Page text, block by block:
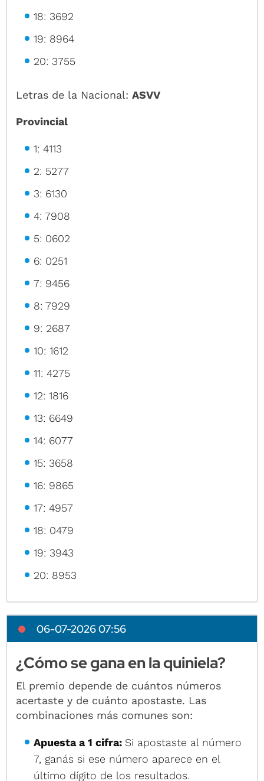
18: 3692
19: 8964
20: 3755
Letras de la Nacional:ASVV
Provincial
1: 4113
2: 5277
3: 6130
4: 7908
5: 0602
6: 0251
7: 9456
8: 7929
9: 2687
10: 1612
11: 4275
12: 1816
13: 6649
14: 6077
15: 3658
16: 9865
17: 4957
18: 0479
19: 3943
20: 8953
06-07-2026 07:56
¿Cómo se gana en la quiniela?
El premio depende de cuántos números
acertaste y de cuánto apostaste. Las
combinaciones más comunes son:
Apuesta a 1 cifra: Si apostaste al número
7, ganás si ese número aparece en el
último dígito de los resultados.